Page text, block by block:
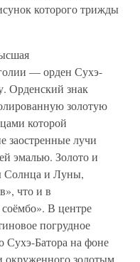
которого трижды
— орден Сухэ-
Орденский знак
золотую
которой
заостренные лучи
эмалью. Золото и
Солнца и Луны,
что и в
В центре
погрудное
Сухэ-Батора на фоне
окруженного золотым